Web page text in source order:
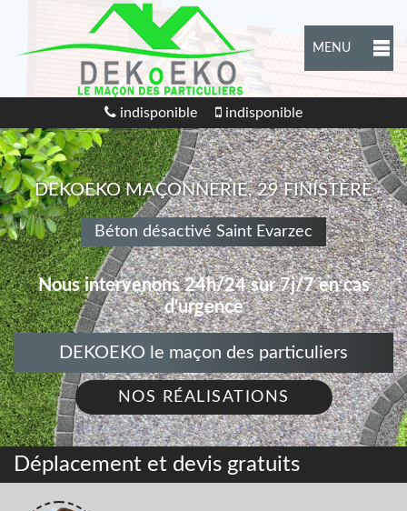
MENU
indisponible indisponible
DEKOEKO MAÇONNERIE, 29 FINISTÈRE
Béton désactivé Saint Evarzec
Nous intervenons 24h/24 sur 7j/7 en cas
d'urgence
DEKOEKO le maçon des particuliers
NOS RÉALISATIONS
Déplacement et devis gratuits